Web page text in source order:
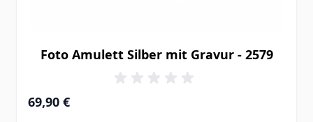
Foto Amulett Silber mit Gravur - 2579
69,90 €